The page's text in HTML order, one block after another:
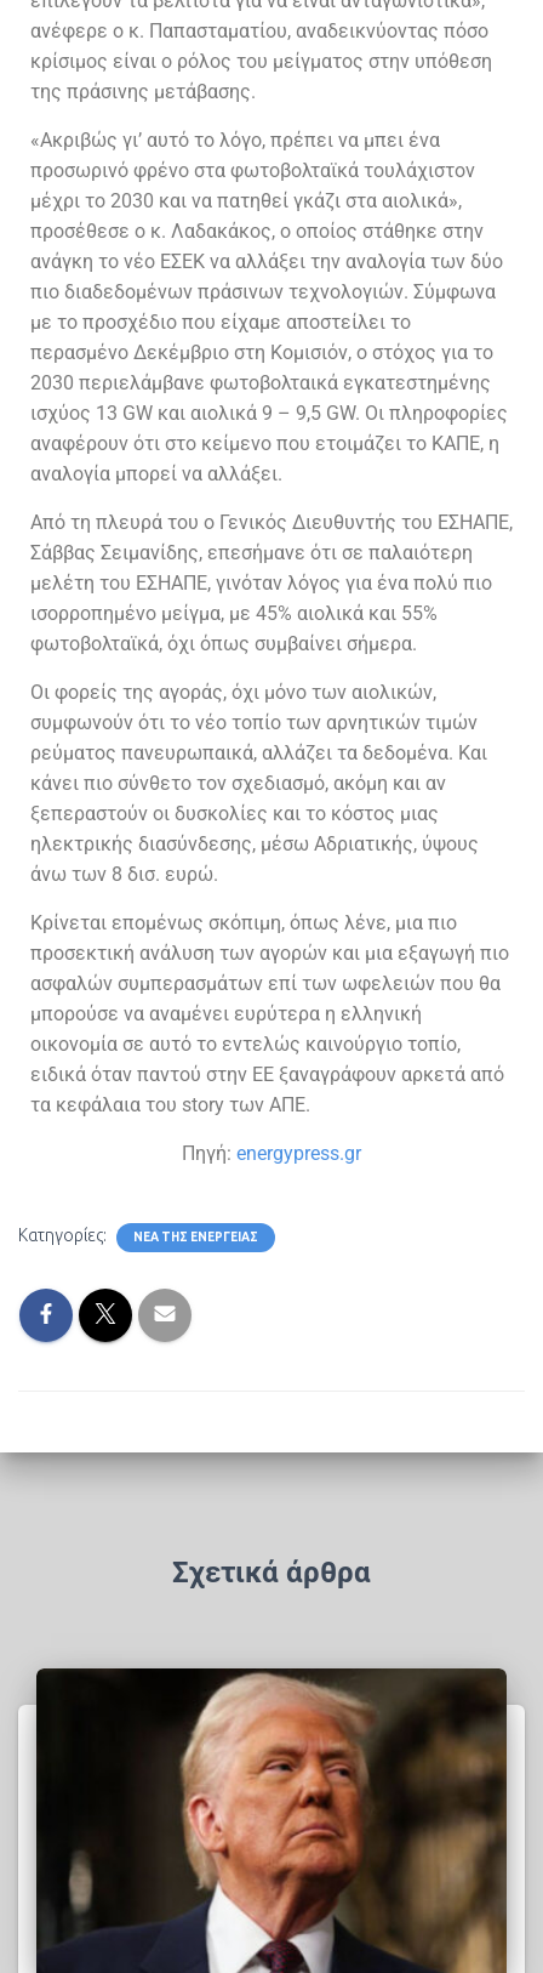
ανέφερε ο κ. Παπασταματίου, αναδεικνύοντας πόσο
κρίσιμος είναι ο ρόλος του μείγματος στην υπόθεση
της πράσινης μετάβασης.
«Ακριβώς γι’ αυτό το λόγο, πρέπει να μπει ένα
προσωρινό φρένο στα φωτοβολταϊκά τουλάχιστον
μέχρι το 2030 και να πατηθεί γκάζι στα αιολικά»,
προσέθεσε ο κ. Λαδακάκος, ο οποίος στάθηκε στην
ανάγκη το νέο ΕΣΕΚ να αλλάξει την αναλογία των δύο
πιο διαδεδομένων πράσινων τεχνολογιών. Σύμφωνα
με το προσχέδιο που είχαμε αποστείλει το
περασμένο Δεκέμβριο στη Κομισιόν, ο στόχος για το
2030 περιελάμβανε φωτοβολταικά εγκατεστημένης
ισχύος 13 GW και αιολικά 9 – 9,5 GW. Οι πληροφορίες
αναφέρουν ότι στο κείμενο που ετοιμάζει το ΚΑΠΕ, η
αναλογία μπορεί να αλλάξει.
Από τη πλευρά του ο Γενικός Διευθυντής του ΕΣΗΑΠΕ,
Σάββας Σειμανίδης, επεσήμανε ότι σε παλαιότερη
μελέτη του ΕΣΗΑΠΕ, γινόταν λόγος για ένα πολύ πιο
ισορροπημένο μείγμα, με 45% αιολικά και 55%
φωτοβολταϊκά, όχι όπως συμβαίνει σήμερα.
Οι φορείς της αγοράς, όχι μόνο των αιολικών,
συμφωνούν ότι το νέο τοπίο των αρνητικών τιμών
ρεύματος πανευρωπαικά, αλλάζει τα δεδομένα. Και
κάνει πιο σύνθετο τον σχεδιασμό, ακόμη και αν
ξεπεραστούν οι δυσκολίες και το κόστος μιας
ηλεκτρικής διασύνδεσης, μέσω Αδριατικής, ύψους
άνω των 8 δισ. ευρώ.
Κρίνεται επομένως σκόπιμη, όπως λένε, μια πιο
προσεκτική ανάλυση των αγορών και μια εξαγωγή πιο
ασφαλών συμπερασμάτων επί των ωφελειών που θα
μπορούσε να αναμένει ευρύτερα η ελληνική
οικονομία σε αυτό το εντελώς καινούργιο τοπίο,
ειδικά όταν παντού στην ΕΕ ξαναγράφουν αρκετά από
τα κεφάλαια του story των ΑΠΕ.
Πηγή: energypress.gr
Κατηγορίες: ΝΈΑ ΤΗΣ ΕΝΈΡΓΕΙΑΣ
Σχετικά άρθρα